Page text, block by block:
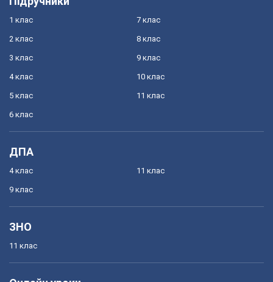
1 клас
2 клас
3 клас
4 клас
5 клас
6 клас
7 клас
8 клас
9 клас
10 клас
11 клас
ДПА
4 клас
9 клас
11 клас
ЗНО
11 клас